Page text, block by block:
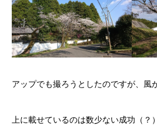
アップでも撮ろうとしたのですが、風
上に載せているのは数少ない成功（？